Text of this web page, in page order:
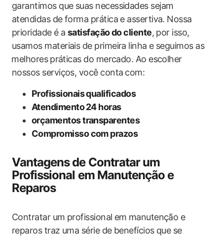
garantimos que suas necessidades sejam
atendidas de forma prática e assertiva. Nossa ​
prioridade é a satisfação do cliente, por isso,
usamos materiais de primeira linha e ‌seguimos as
⁣melhores ⁣práticas do mercado. Ao escolher
nossos ‍serviços, você conta⁣ com:
Profissionais qualificados
Atendimento ⁤24 ‌horas
orçamentos transparentes
Compromisso ​com prazos
Vantagens‌ de Contratar um
Profissional em Manutenção e
Reparos
Contratar‌ um profissional em ⁤manutenção e⁤
reparos traz uma série de benefícios que se